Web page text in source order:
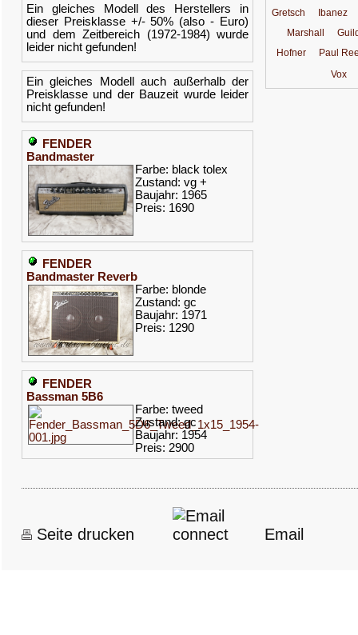
Ein gleiches Modell des Herstellers in
dieser Preisklasse +/- 50% (also - Euro)
und dem Zeitbereich (1972-1984) wurde
leider nicht gefunden!
Ein gleiches Modell auch außerhalb der
Preisklasse und der Bauzeit wurde leider
nicht gefunden!
FENDER
Bandmaster
Farbe: black tolex
Zustand: vg +
Baujahr: 1965
Preis: 1690
FENDER
Bandmaster Reverb
Farbe: blonde
Zustand: gc
Baujahr: 1971
Preis: 1290
FENDER
Bassman 5B6
Farbe: tweed
Zustand: gc
Baujahr: 1954
Preis: 2900
Gretsch
Ibanez
Marshall
Hofner
Paul
Vox
Seite drucken Email